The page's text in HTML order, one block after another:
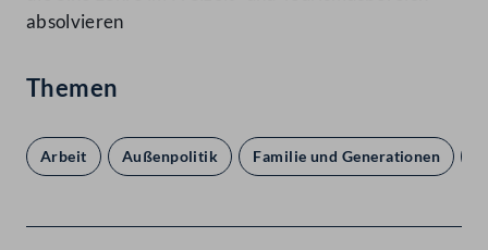
absolvieren
Themen
Arbeit Außenpolitik Familie und Generationen